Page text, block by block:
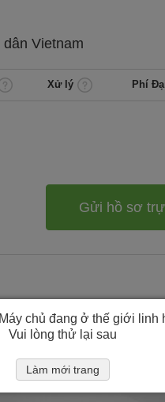
dân Vietnam
Xử lý Phí
Gửi hồ sơ
chủ đang ở thế giới linh
Vui lòng thử lại sau
Làm mới trang